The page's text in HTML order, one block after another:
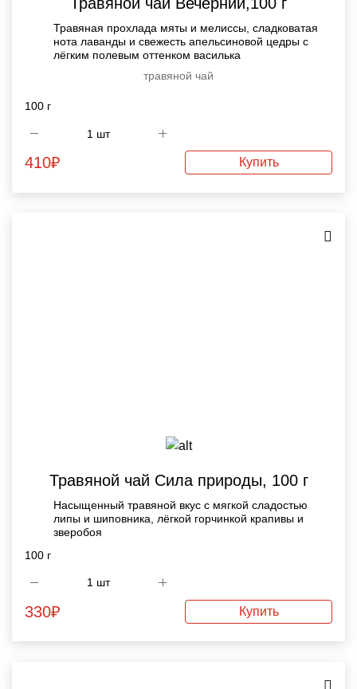
Травяная прохлада мяты и мелиссы, сладковатая
нота лаванды и свежесть апельсиновой цедры с
лёгким полевым оттенком василька
травяной чай
100 г
410₽ Купить
Травяной чай Сила природы, 100 г
Насыщенный травяной вкус с мягкой сладостью
липы и шиповника, лёгкой горчинкой крапивы и
зверобоя
100 г
330₽ Купить